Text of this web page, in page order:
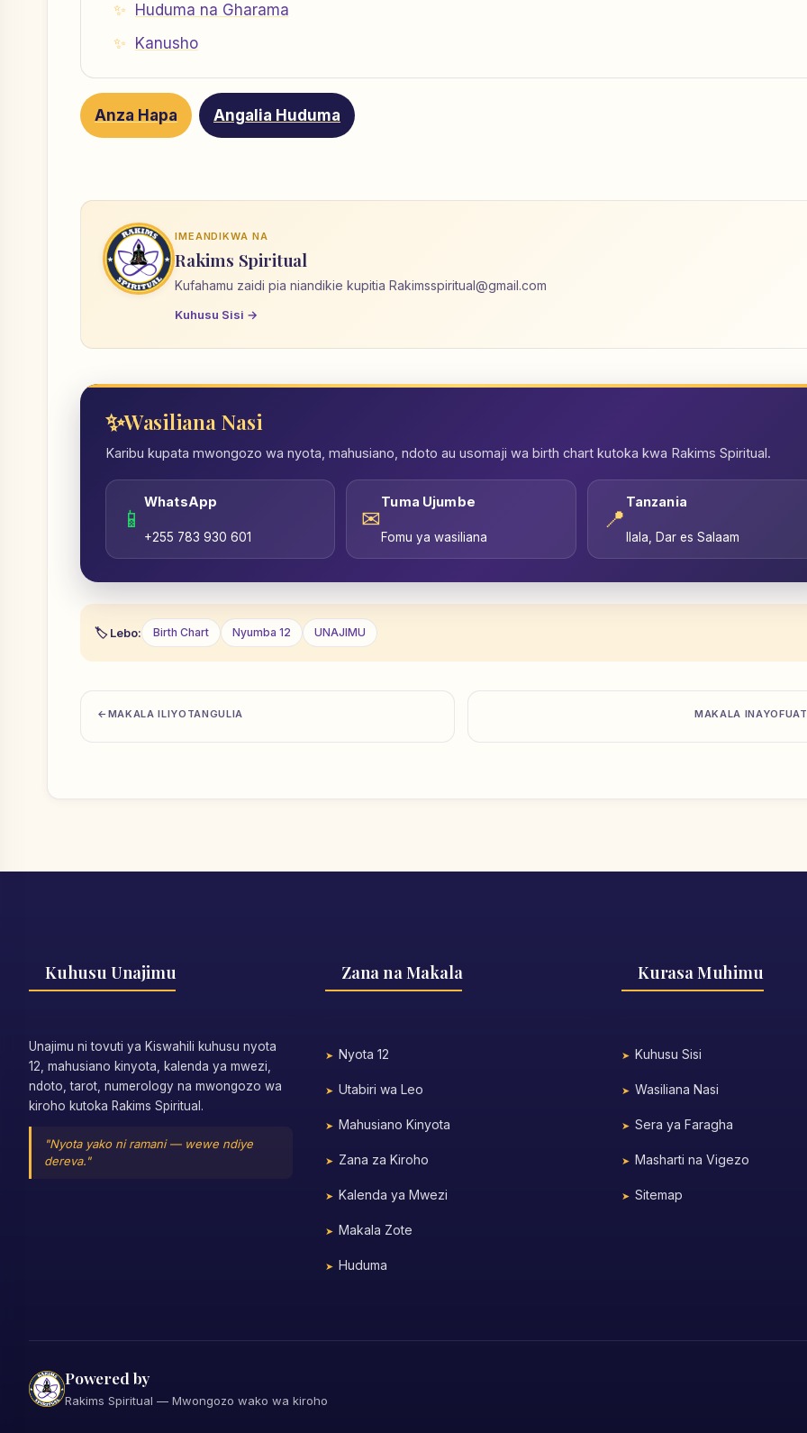
Huduma na Gharama
Kanusho
Anza Hapa Angalia Huduma
IMEANDIKWA NA
Rakims Spiritual
Kufahamu zaidi pia niandikie kupitia Rakimsspiritual@gmail.com
Kuhusu Sisi →
Wasiliana Nasi
Karibu kupata mwongozo wa nyota, mahusiano, ndoto au usomaji wa birth chart kutoka kwa Rakims Spiritual.
📱
WhatsApp
+255 783 930 601
✉
Tuma Ujumbe
Fomu ya wasiliana
📍
Tanzania
Ilala, Dar es Salaam
Lebo: Birth Chart Nyumba 12 UNAJIMU
MAKALA ILIYOTANGULIA MAKALA
Kuhusu Unajimu
Unajimu ni tovuti ya Kiswahili kuhusu nyota
12, mahusiano kinyota, kalenda ya mwezi,
ndoto, tarot, numerology na mwongozo wa
kiroho kutoka Rakims Spiritual.
"Nyota yako ni ramani — wewe ndiye
dereva."
Zana na Makala
Nyota 12
Utabiri wa Leo
Mahusiano Kinyota
Zana za Kiroho
Kalenda ya Mwezi
Makala Zote
Huduma
Kurasa Muhimu
Kuhusu Sisi
Wasiliana Nasi
Sera ya Faragha
Masharti na Vigezo
Sitemap
Powered by
Rakims Spiritual — Mwongozo wako wa kiroho